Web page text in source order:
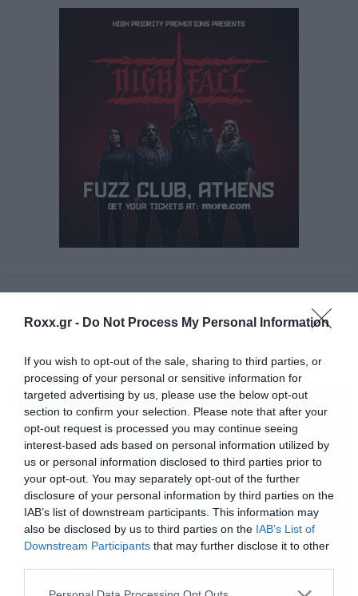
Roxx.gr - Do Not Process My Personal Information
If you wish to opt-out of the sale, sharing to third parties, or
processing of your personal or sensitive information for
targeted advertising by us, please use the below opt-out
section to confirm your selection. Please note that after your
opt-out request is processed you may continue seeing
interest-based ads based on personal information utilized by
us or personal information disclosed to third parties prior to
your opt-out. You may separately opt-out of the further
disclosure of your personal information by third parties on the
IAB’s list of downstream participants. This information may
also be disclosed by us to third parties on the IAB’s List of
Downstream Participants that may further disclose it to other
Please note that this website/app uses one or more Google
υποδυθεί τον Black Knight στην ταινία των
Eternals, έναν χαρακτήρα που εμφανίστηκε για
πρώτη φορά το 1967 στα κόμικ, έχει κάνει
περάσματα από τους Avengers και κρατάει ένα
καταραμένο σπαθί. Ότι πρέπει για τον
Χάρινγκτον δηλαδή!
Να πούμε ότι στην ταινία των Eternals θα γίνει
ένα μίνι reunion του Game of Thrones αφού
όπως είχε ήδη ανακοινωθεί πρωταγωνιστεί και
ο Ρίτσαρντς Μάντεν, ο Ρομπ Σταρκ του GOT.
MOVIES